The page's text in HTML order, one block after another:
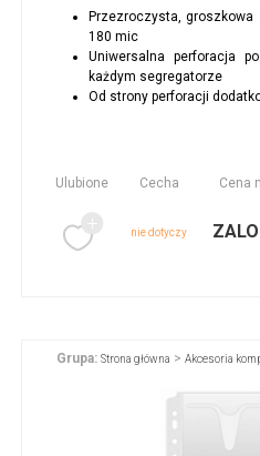
Przezroczysta,
180 mic
Uniwersalna perforacja
każdym segregatorze
Od strony perforacji
Ulubione Cecha Cena
nie dotyczy
Grupa: Strona główna > Akcesoria